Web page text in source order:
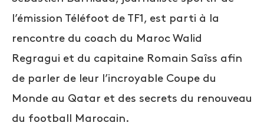
l’émission Téléfoot de TF1, est parti à la
rencontre du coach du Maroc Walid
Regragui et du capitaine Romain Saîss afin
de parler de leur l’incroyable Coupe du
Monde au Qatar et des secrets du renouveau
du football Marocain.